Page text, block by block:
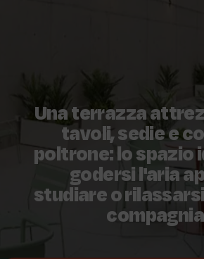
Una terrazza
tavoli, sedie e
poltrone: lo spazio
godersi l'aria
studiare o